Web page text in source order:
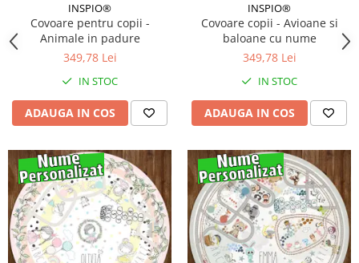
INSPIO®
Covoare pentru copii -
Animale in padure
349,78 Lei
IN STOC
ADAUGA IN COS
INSPIO®
Covoare copii - Avioane si
baloane cu nume
349,78 Lei
IN STOC
ADAUGA IN COS